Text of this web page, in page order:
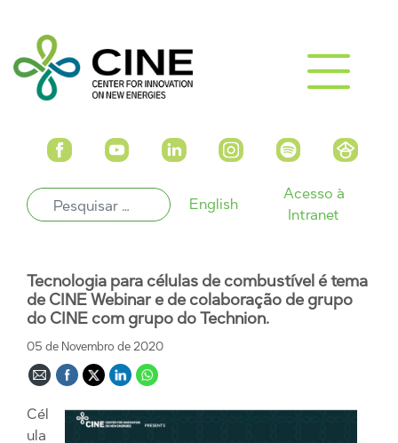
English
Acesso à
Intranet
Tecnologia para células de combustível é tema
de CINE Webinar e de colaboração de grupo
do CINE com grupo do Technion.
05 de Novembro de 2020
Cél
ula